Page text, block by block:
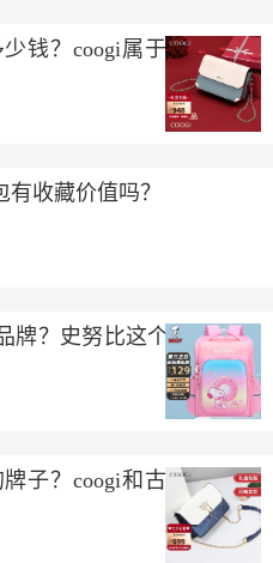
钱？coogi属于什么档次
收藏价值吗？
牌？史努比这个品牌怎么
子？coogi和古驰是一个